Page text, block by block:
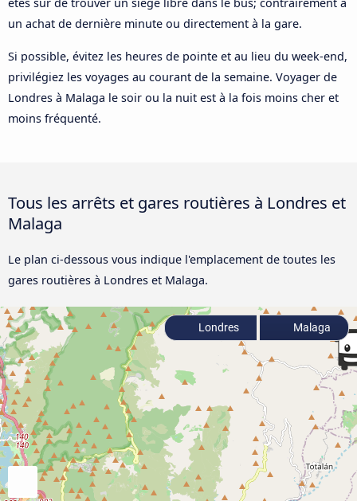
un achat de dernière minute ou directement à la gare.
Si possible, évitez les heures de pointe et au lieu du week-end,
privilégiez les voyages au courant de la semaine. Voyager de
Londres à Malaga le soir ou la nuit est à la fois moins cher et
moins fréquenté.
Tous les arrêts et gares routières à Londres et
Malaga
Le plan ci-dessous vous indique l'emplacement de toutes les
gares routières à Londres et Malaga.
Londres Malaga